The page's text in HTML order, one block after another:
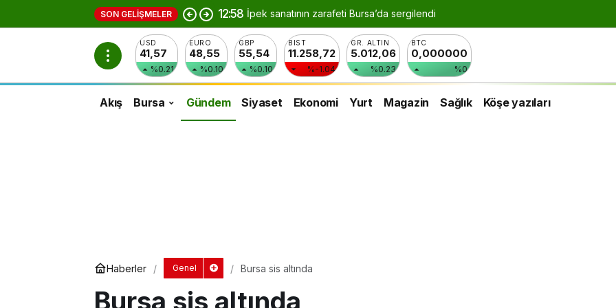
SON GELIŞMELER 12:58 İpek sanatının zarafeti Bursa’da sergilendi
USD
41,57
%0.21
EURO
48,55
%0.10
GBP
55,54
%0.10
BIST
11.258,72
%-1.04
GR. ALTIN
5.012,06
%0.23
BTC
0,000000
%0
Akış Bursa Gündem Siyaset Ekonomi Yurt Magazin Sağlık Köşe yazıları
Haberler Genel Bursa sis altında
Bursa sis altında